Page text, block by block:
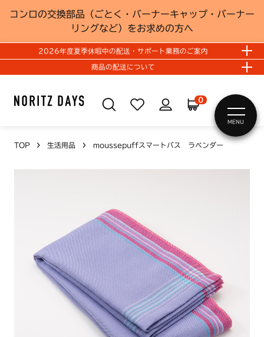
コンロの交換部品（ごとく・バーナーキャップ・バーナー
リングなど）をお求めの方へ
2026年度夏季休暇中の配送・サポート業務のご案内
商品の配送について
0
MENU
TOP 生活用品 moussepuffスマートバス ラベンダー